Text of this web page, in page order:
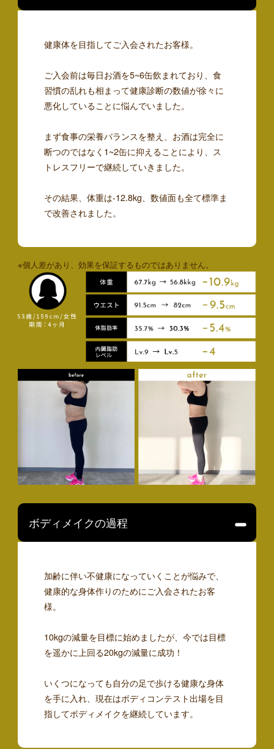
健康体を目指してご入会されたお客様。
ご入会前は毎日お酒を5~6缶飲まれており、食
習慣の乱れも相まって健康診断の数値が徐々に
悪化していることに悩んでいました。
まず食事の栄養バランスを整え、お酒は完全に
断つのではなく1~2缶に抑えることにより、ス
トレスフリーで継続していきました。
その結果、体重は-12.8kg、数値面も全て標準ま
で改善されました。
※個人差があり、効果を保証するものではありません。
ボディメイクの過程
加齢に伴い不健康になっていくことが悩みで、
健康的な身体作りのためにご入会されたお客
様。
10kgの減量を目標に始めましたが、今では目標
を遥かに上回る20kgの減量に成功！
いくつになっても自分の足で歩ける健康な身体
を手に入れ、現在はボディコンテスト出場を目
指してボディメイクを継続しています。